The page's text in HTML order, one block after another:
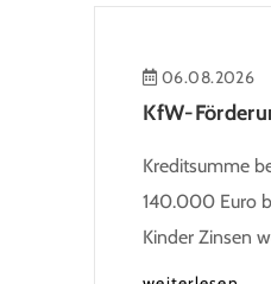
06.08.2026
Kreditsumme
140.000 Euro
Kinder Zinsen
Heutiger Zins